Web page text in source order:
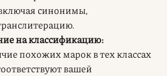
синонимы,
на классификацию:
похожих марок в тех классах
вашей